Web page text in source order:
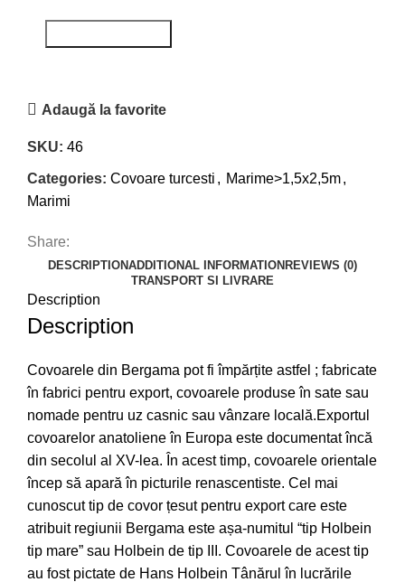
Adaugă la favorite
SKU: 46
Categories: Covoare turcesti , Marime>1,5x2,5m,
Marimi
Share:
DESCRIPTIONADDITIONAL INFORMATION REVIEWS (0)
TRANSPORT SI LIVRARE
Description
Description
Covoarele din Bergama pot fi împărțite astfel ; fabricate
în fabrici pentru export, covoarele produse în sate sau
nomade pentru uz casnic sau vânzare locală.Exportul
covoarelor anatoliene în Europa este documentat încă
din secolul al XV-lea. În acest timp, covoarele orientale
încep să apară în picturile renascentiste. Cel mai
cunoscut tip de covor țesut pentru export care este
atribuit regiunii Bergama este așa-numitul “tip Holbein
tip mare” sau Holbein de tip III. Covoarele de acest tip
au fost pictate de Hans Holbein Tânărul în lucrările